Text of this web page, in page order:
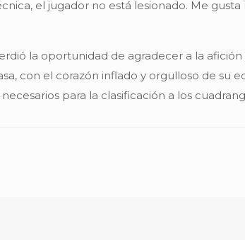
el jugador no está lesionado. Me
la oportunidad de agradecer a la
con el corazón inflado y orgulloso de
para la clasificación a los